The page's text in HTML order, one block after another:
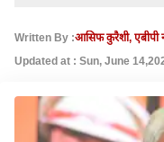
Written By :आसिफ कुरैशी, एबीपी
Updated at : Sun, June